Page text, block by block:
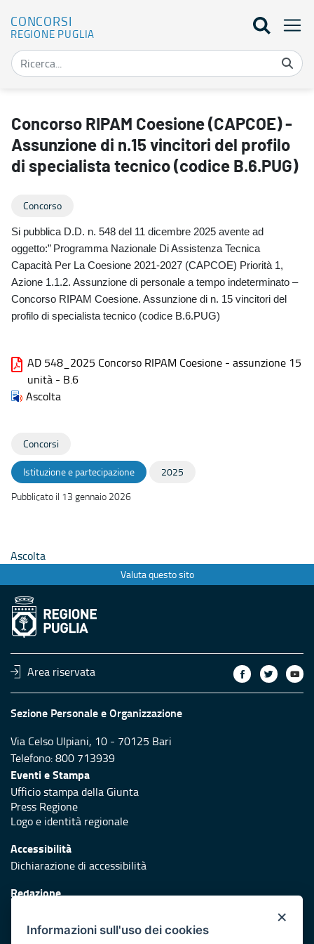
CONCORSI
REGIONE PUGLIA
Concorso RIPAM Coesione (CAPCOE) - Assunzione di n.15
Concorso RIPAM Coesione (CAPCOE) -
Assunzione di n.15 vincitori del profilo
di specialista tecnico (codice B.6.PUG)
Concorso
Si pubblica D.D. n. 548 del 11 dicembre 2025 avente ad
oggetto:” Programma Nazionale Di Assistenza Tecnica
Capacità Per La Coesione 2021-2027 (CAPCOE) Priorità 1,
Azione 1.1.2. Assunzione di personale a tempo indeterminato –
Concorso RIPAM Coesione. Assunzione di n. 15 vincitori del
profilo di specialista tecnico (codice B.6.PUG)
AD 548_2025 Concorso RIPAM Coesione - assunzione 15
unità - B.6
Ascolta
Concorsi
Istituzione e partecipazione
2025
Pubblicato il 13 gennaio 2026
Ascolta
Valuta questo sito
Area riservata
Sezione Personale e Organizzazione
Via Celso Ulpiani, 10 - 70125 Bari
Telefono: 800 713939
Eventi e Stampa
Ufficio stampa della Giunta
Press Regione
Logo e identità regionale
Accessibilità
Dichiarazione di accessibilità
Redazione
Protezione civile
×
Informazioni sull'uso dei cookies